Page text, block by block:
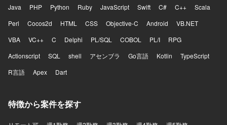
Java PHP Python Ruby JavaScript Swift C# C++
Scala
Perl
Cocos2d HTML CSS Objective-C Android
VB.NET
VBA
VC++ C Delphi PL/SQL COBOL PL/I
RPG
Actionscript
SQL shell アセンブラ Go言語 Kotlin
TypeScript
R言語
Apex Dart
特徴から案件を探す